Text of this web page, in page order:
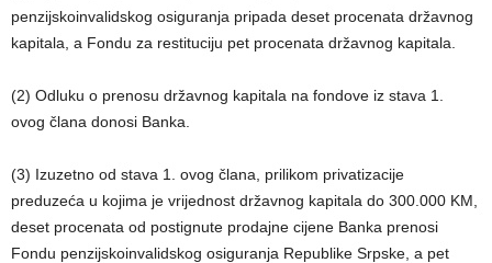
penzijskoinvalidskog osiguranja pripada deset procenata državnog
kapitala, a Fondu za restituciju pet procenata državnog kapitala.
(2) Odluku o prenosu državnog kapitala na fondove iz stava 1.
ovog člana donosi Banka.
(3) Izuzetno od stava 1. ovog člana, prilikom privatizacije
preduzeća u kojima je vrijednost državnog kapitala do 300.000 KM,
deset procenata od postignute prodajne cijene Banka prenosi
Fondu penzijskoinvalidskog osiguranja Republike Srpske, a pet